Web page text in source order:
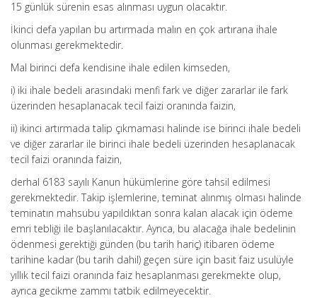
15 günlük sürenin esas alınması uygun olacaktır.
İkinci defa yapılan bu artırmada malın en çok artırana ihale
olunması gerekmektedir.
Mal birinci defa kendisine ihale edilen kimseden,
i) iki ihale bedeli arasındaki menfi fark ve diğer zararlar ile fark
üzerinden hesaplanacak tecil faizi oranında faizin,
ii) ikinci artırmada talip çıkmaması halinde ise birinci ihale bedeli
ve diğer zararlar ile birinci ihale bedeli üzerinden hesaplanacak
tecil faizi oranında faizin,
derhal 6183 sayılı Kanun hükümlerine göre tahsil edilmesi
gerekmektedir. Takip işlemlerine, teminat alınmış olması halinde
teminatın mahsubu yapıldıktan sonra kalan alacak için ödeme
emri tebliği ile başlanılacaktır. Ayrıca, bu alacağa ihale bedelinin
ödenmesi gerektiği günden (bu tarih hariç) itibaren ödeme
tarihine kadar (bu tarih dahil) geçen süre için basit faiz usulüyle
yıllık tecil faizi oranında faiz hesaplanması gerekmekte olup,
ayrıca gecikme zammı tatbik edilmeyecektir.